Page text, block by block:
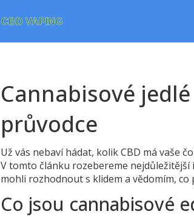
Cannabisové
průvodce
Už vás nebaví hádat, kolik CBD má vaše
V tomto článku rozebere­me
mohli rozhodnout s klidem a vědomím,
Co jsou cannabisové